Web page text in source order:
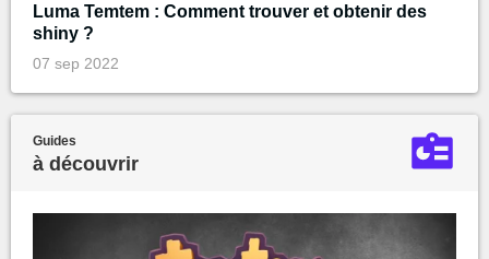
Luma Temtem : Comment trouver et obtenir des
shiny ?
07 sep 2022
Guides
à découvrir